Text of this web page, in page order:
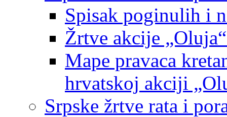
Spisak poginulih i
Žrtve akcije
Mape pravaca
hrvatskoj akciji
Srpske žrtve rata i